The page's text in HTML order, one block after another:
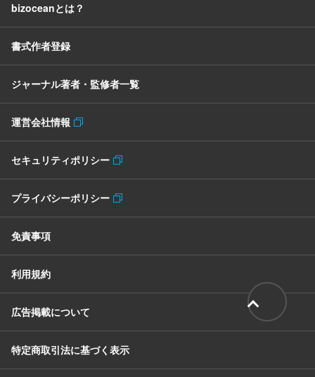
bizoceanとは？
書式作者登録
ジャーナル著者・監修者一覧
運営会社情報
セキュリティポリシー
プライバシーポリシー
免責事項
利用規約
広告掲載について
特定商取引法に基づく表示